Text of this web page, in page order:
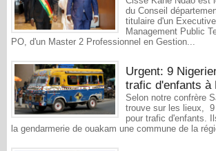
du Conseil
titulaire d'un
Management Public
PO, d'un Master 2 Professionnel en Gestion...
Urgent: 9
trafic d'enfants à
Selon notre confrère
trouve sur les lieux, 9
pour trafic d'enfants.
la gendarmerie de ouakam une commune de la